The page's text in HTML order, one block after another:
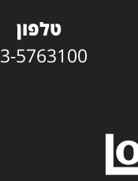
טלפון
5763100